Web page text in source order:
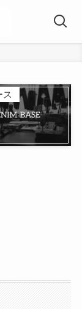
ス